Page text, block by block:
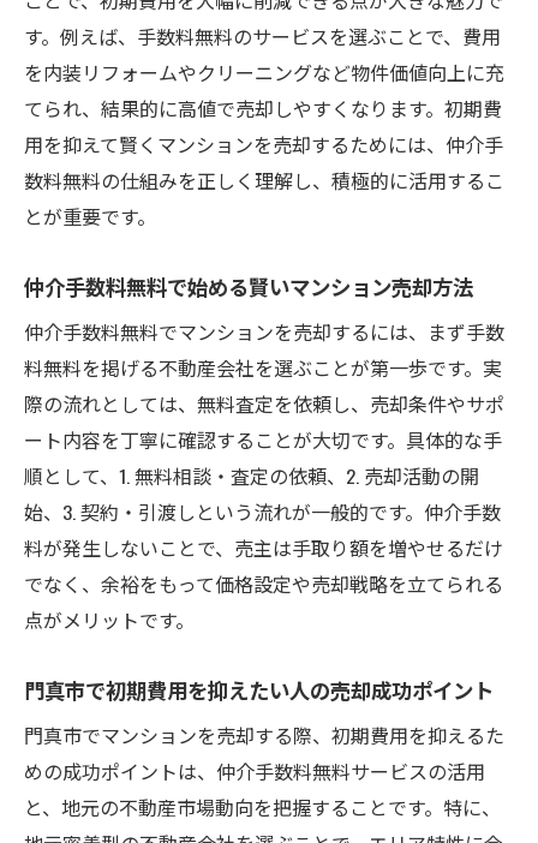
す。例えば、手数料無料のサービスを選ぶことで、費用
を内装リフォームやクリーニングなど物件価値向上に充
てられ、結果的に高値で売却しやすくなります。初期費
用を抑えて賢くマンションを売却するためには、仲介手
数料無料の仕組みを正しく理解し、積極的に活用するこ
とが重要です。
仲介手数料無料で始める賢いマンション売却方法
仲介手数料無料でマンションを売却するには、まず手数
料無料を掲げる不動産会社を選ぶことが第一歩です。実
際の流れとしては、無料査定を依頼し、売却条件やサポ
ート内容を丁寧に確認することが大切です。具体的な手
順として、1. 無料相談・査定の依頼、2. 売却活動の開
始、3. 契約・引渡しという流れが一般的です。仲介手数
料が発生しないことで、売主は手取り額を増やせるだけ
でなく、余裕をもって価格設定や売却戦略を立てられる
点がメリットです。
門真市で初期費用を抑えたい人の売却成功ポイント
門真市でマンションを売却する際、初期費用を抑えるた
めの成功ポイントは、仲介手数料無料サービスの活用
と、地元の不動産市場動向を把握することです。特に、